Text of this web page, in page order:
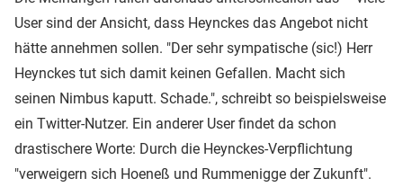
User sind der Ansicht, dass Heynckes das Angebot nicht
hätte annehmen sollen. "Der sehr sympatische (sic!) Herr
Heynckes tut sich damit keinen Gefallen. Macht sich
seinen Nimbus kaputt. Schade.", schreibt so beispielsweise
ein Twitter-Nutzer. Ein anderer User findet da schon
drastischere Worte: Durch die Heynckes-Verpflichtung
"verweigern sich Hoeneß und Rummenigge der Zukunft".